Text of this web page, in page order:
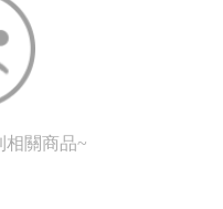
相關商品~